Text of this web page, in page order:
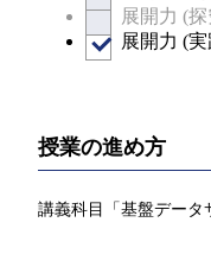
展開力 (
展開力 (
授業の進め方
講義科目「基盤データ